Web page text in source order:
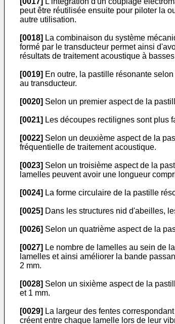
peut être réutilisée ensuite pour piloter la
autre utilisation.
[0018] La combinaison du système
formé par le transducteur permet ainsi
résultats de traitement acoustique à
[0019] En outre, la pastille résonante
au transducteur.
[0020] Selon un premier aspect de la
[0021] Les découpes rectilignes sont plus
[0022] Selon un deuxième aspect de la
fréquentielle de traitement acoustique.
[0023] Selon un troisième aspect de la
lamelles peuvent avoir une longueur
[0024] La forme circulaire de la pastille
[0025] Dans les structures nid d'abeilles,
[0026] Selon un quatrième aspect de la
[0027] Le nombre de lamelles au sein de
lamelles et ainsi améliorer la bande
2 mm.
[0028] Selon un sixième aspect de la
et 1 mm.
[0029] La largeur des fentes
créent entre chaque lamelle lors de leur